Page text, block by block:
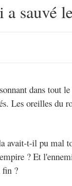
sauvé
dans tout
Les oreilles du
avait-t-il pu mal
? Et
fin ?